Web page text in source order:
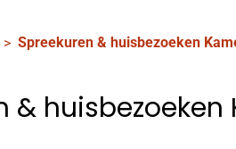
Spreekuren & huisbezoeken
&